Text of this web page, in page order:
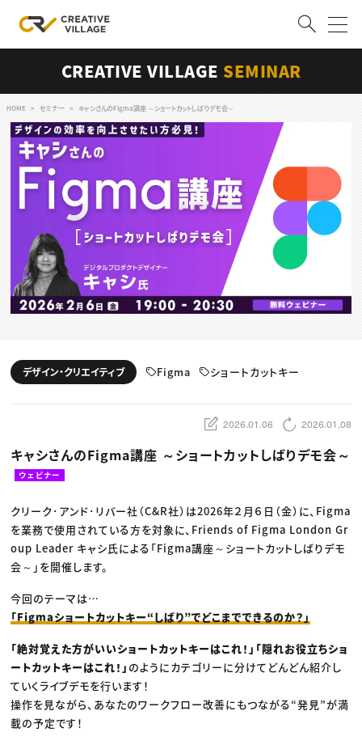
ログイン
RECRUIT
クリエイター求人を探す
CREATIVE JOB求人検索
特集求人
採用説明会
転職支援サービス
CONTENTS
スキルアップしたい！
動画配信・映像制作
編集・ライティング
ディレクション
TOP Creator’s コラム トップ
Webクリエイター
ゲームクリエイター
クリエイターインタビュー
C＆R Magazine
セミナー
ニュース・トレンド トップ
Web
映像
広告
出版
CREATIVE VILLAGEからのお知らせ
プロフェッショナル×つながる×メディア
CREATIVE VILLAGE SEMINAR
HOME セミナー キャシさんのFigma講座 ～ショートカットしばりデモ会～
デザイン・クリエイティブ Figma ショートカットキー
2026.01.06 2026.01.08
キャシさんのFigma講座 ～ショートカットしばりデモ会～
ウェビナー
クリーク･アンド･リバー社（C&R社）は2026年２月６日（金）に、Figma
を業務で使用されている方を対象に、Friends of Figma London Gr
oup Leader キャシ氏による「Figma講座～ショートカットしばりデモ
会～」を開催します。
今回のテーマは…
「Figmaショートカットキー“しばり”でどこまでできるのか？」
「絶対覚えた方がいいショートカットキーはこれ！」「隠れお役立ちショ
ートカットキーはこれ！」 のようにカテゴリーに分けてどんどん紹介し
ていくライブデモを行います！
操作を見ながら、あなたのワークフロー改善にもつながる“発見”が満
載の予定です！